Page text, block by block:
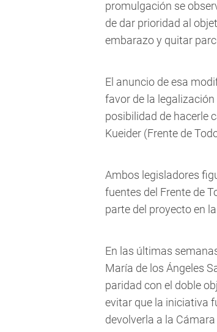
promulgación se
de dar prioridad al
embarazo y quitar
El anuncio de esa
favor de la
posibilidad de hacerle
Kueider (Frente de
Ambos legisladores
fuentes del Frente de
parte del proyecto en
En las últimas
María de los Ángeles
paridad con el doble
evitar que la iniciativa
devolverla a la